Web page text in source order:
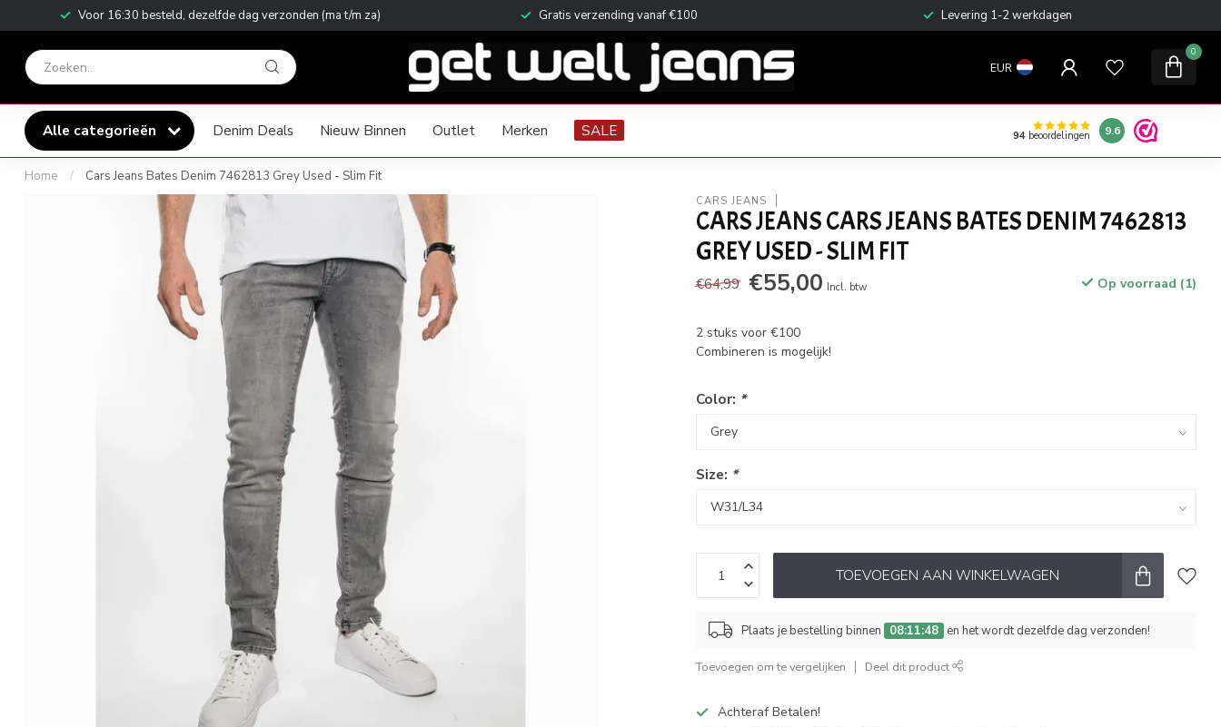
Voor 16:30 besteld, dezelfde dag verzonden (ma t/m za) Gratis verzending vanaf €100 Levering 1-2 werkdagen
EUR
0
Alle categorieën Denim Deals Nieuw Binnen Outlet Merken SALE 94 beoordelingen 9.6
Home / Cars Jeans Bates Denim 7462813 Grey Used - Slim Fit
CARS JEANS
CARS JEANS CARS JEANS BATES DENIM 7462813
GREY USED - SLIM FIT
€64,99 €55,00 Incl. btw Op voorraad (1)
2 stuks voor €100
Combineren is mogelijk!
Color: *
Size: *
TOEVOEGEN AAN WINKELWAGEN
Plaats je bestelling binnen 08:11:47 en het wordt dezelfde dag verzonden!
Toevoegen om te vergelijken Deel dit product
Achteraf Betalen!